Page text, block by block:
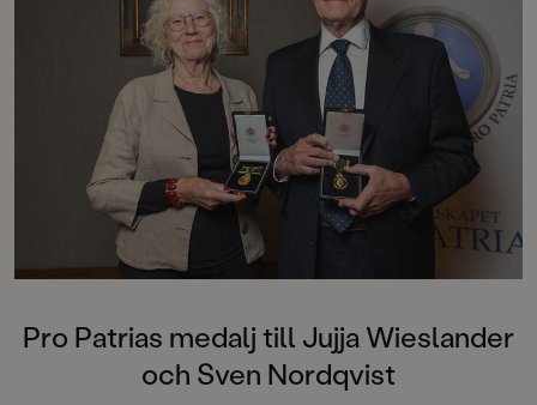
skapat ett spännande,
färgsprakande äventyr med lagom
mycket text och fantastiska
illustrationer. Det är full fart från
första sidan och man vill hela tiden
läsa vidare för att se hur det ska gå
för Andromeda och resten av UFO-
klubben. Hotet från rymden är
tredje och avslutande delen i
trilogin UFO-klubben. Läs också
Katternas hemlighet och Gänget
slår tillbaka. Spänn fast
säkerhetsbältena för snart är det
Läs också
Pro Patrias medalj till Jujja Wieslander
och Sven Nordqvist